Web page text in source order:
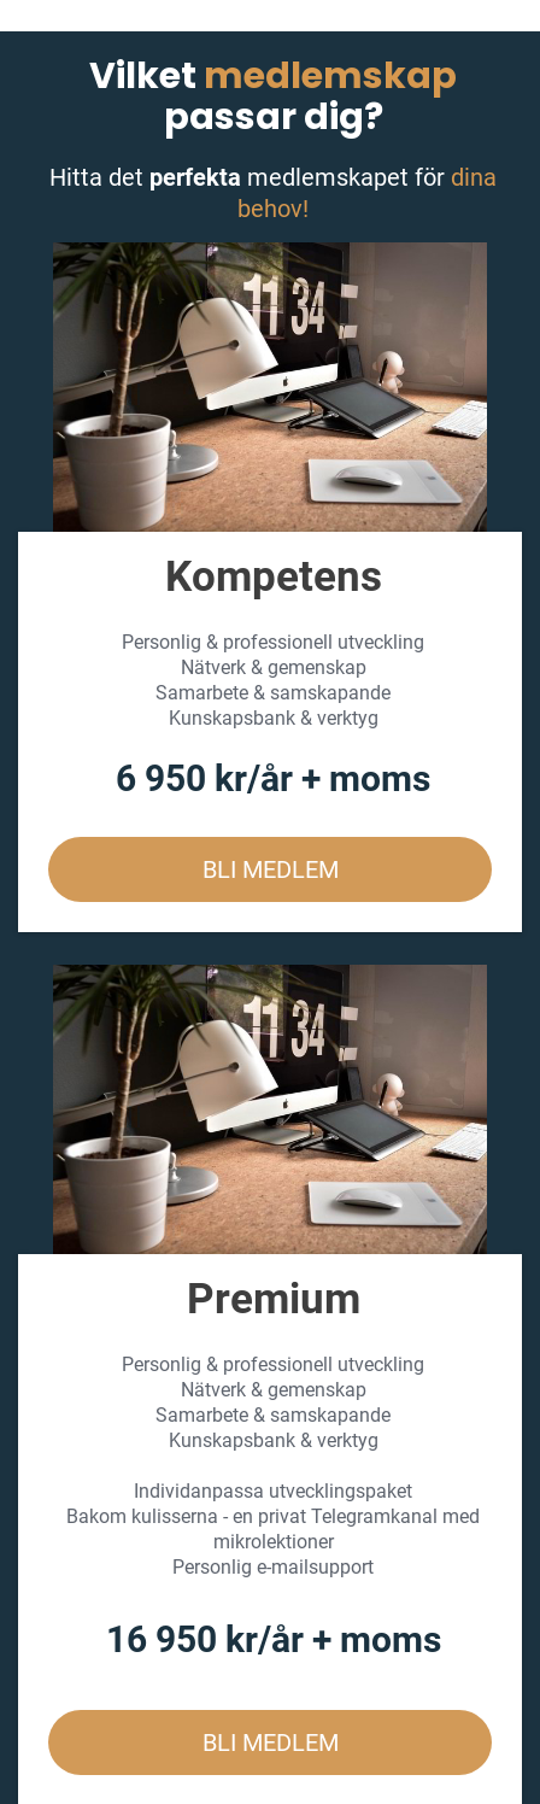
Vilket medlemskap
passar dig?
Hitta det perfekta medlemskapet för dina
behov!
Kompetens
Personlig & professionell utveckling
Nätverk & gemenskap
Samarbete & samskapande
Kunskapsbank & verktyg
6 950 kr/år + moms
BLI MEDLEM
Premium
Personlig & professionell utveckling
Nätverk & gemenskap
Samarbete & samskapande
Kunskapsbank & verktyg
Individanpassa utvecklingspaket
Bakom kulisserna - en privat Telegramkanal med
mikrolektioner
Personlig e-mailsupport
16 950 kr/år + moms
BLI MEDLEM